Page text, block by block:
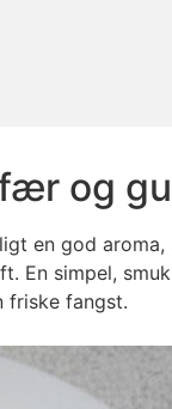
og
en god
En simpel,
friske fangst.